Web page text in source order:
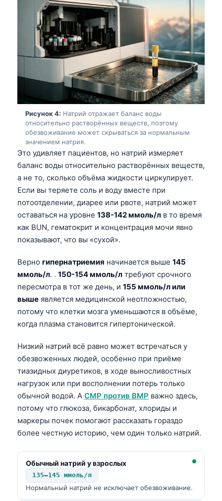
Рисунок 4: Натрий отражает баланс воды
относительно растворённых веществ, поэтому
обезвоживание может скрываться за нормальным
значением натрия.
Это удивляет пациентов, но натрий измеряет
баланс воды относительно растворённых веществ,
а не то, сколько объёма жидкости циркулирует.
Если вы теряете соль и воду вместе при
потоотделении, диарее или рвоте, натрий может
оставаться на уровне 138-142 ммоль/л в то время
как BUN, гематокрит и концентрация мочи явно
показывают, что вы «сухой».
Верно гипернатриемия начинается выше 145
ммоль/л. . 150-154 ммоль/л требуют срочного
пересмотра в тот же день, и 155 ммоль/л или
выше является медицинской неотложностью,
потому что клетки мозга уменьшаются в объёме,
когда плазма становится гипертонической.
Низкий натрий всё равно может встречаться у
обезвоженных людей, особенно при приёме
тиазидных диуретиков, в ходе выносливостных
нагрузок или при восполнении потерь только
обычной водой. А CMP против BMP важно здесь,
потому что глюкоза, бикарбонат, хлориды и
маркеры почек помогают рассказать гораздо
более честную историю, чем один только натрий.
Обычный натрий у взрослых
135–145 ммоль/л
Нормальный натрий не исключает обезвоживание.
Беларуская мова
Esperanto
Frysk
Ślōnskŏ gŏdka
Norsk bokmål